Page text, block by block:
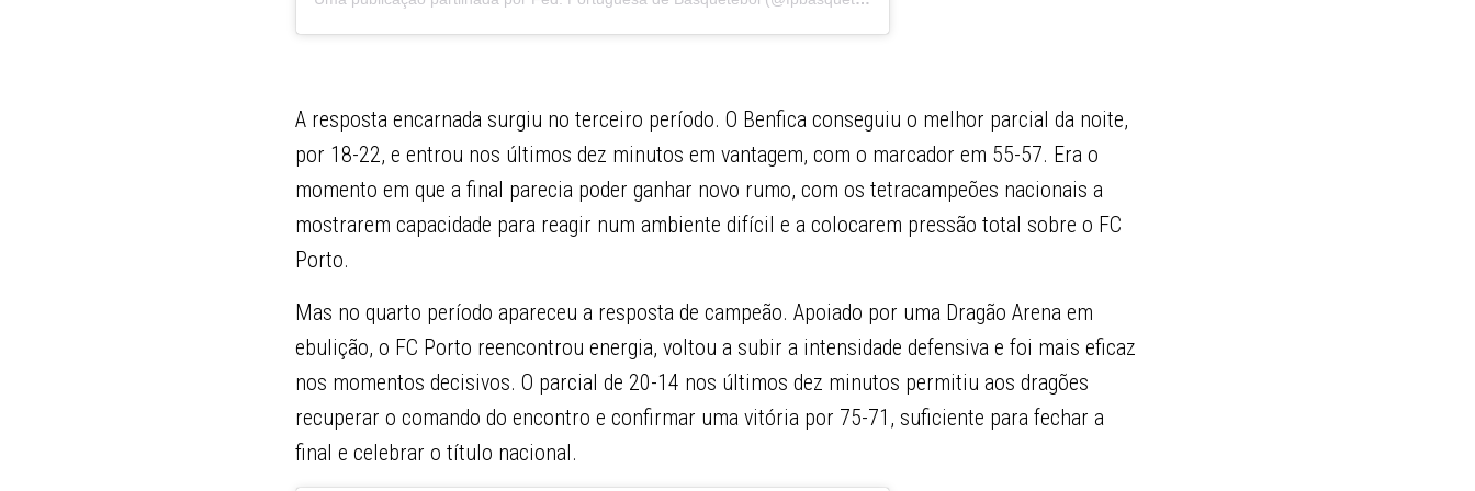
A resposta encarnada surgiu no terceiro período. O Benfica conseguiu o melhor parcial da noite,
por 18-22, e entrou nos últimos dez minutos em vantagem, com o marcador em 55-57. Era o
momento em que a final parecia poder ganhar novo rumo, com os tetracampeões nacionais a
mostrarem capacidade para reagir num ambiente difícil e a colocarem pressão total sobre o FC
Porto.
Mas no quarto período apareceu a resposta de campeão. Apoiado por uma Dragão Arena em
ebulição, o FC Porto reencontrou energia, voltou a subir a intensidade defensiva e foi mais eficaz
nos momentos decisivos. O parcial de 20-14 nos últimos dez minutos permitiu aos dragões
recuperar o comando do encontro e confirmar uma vitória por 75-71, suficiente para fechar a
final e celebrar o título nacional.